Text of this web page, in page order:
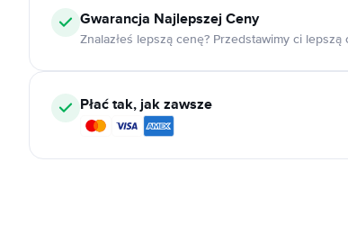
Gwarancja Najlepszej Ceny
Znalazłeś lepszą cenę? Przedstawimy ci lepszą
Płać tak, jak zawsze